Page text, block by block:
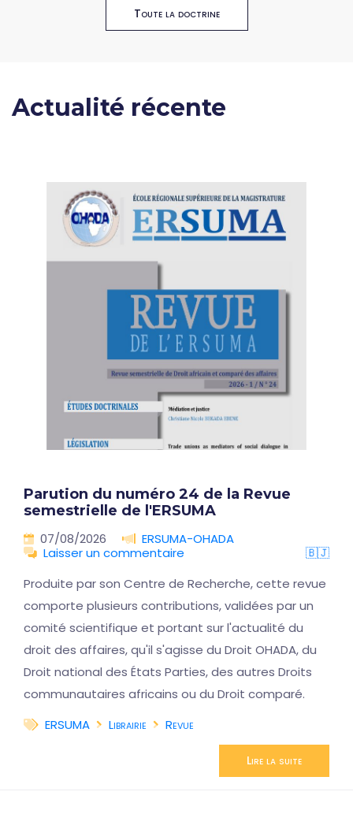
Toute la doctrine
Actualité récente
Parution du numéro 24 de la Revue
semestrielle de l'ERSUMA
07/08/2026
ERSUMA-OHADA
Laisser un commentaire
🇧🇯
Produite par son Centre de Recherche, cette revue
comporte plusieurs contributions, validées par un
comité scientifique et portant sur l'actualité du
droit des affaires, qu'il s'agisse du Droit OHADA, du
Droit national des États Parties, des autres Droits
communautaires africains ou du Droit comparé.
ERSUMA
Librairie Revue
Lire la suite